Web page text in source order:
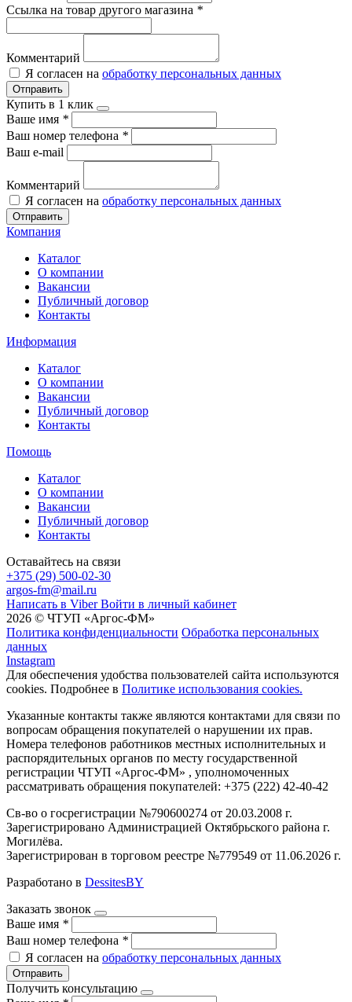
Ссылка на товар другого магазина *
Комментарий
Я согласен на обработку персональных данных
Отправить
Купить в 1 клик
Ваше имя *
Ваш номер телефона *
Ваш e-mail
Комментарий
Я согласен на обработку персональных данных
Отправить
Компания
Каталог
О компании
Вакансии
Публичный договор
Контакты
Информация
Каталог
О компании
Вакансии
Публичный договор
Контакты
Помощь
Каталог
О компании
Вакансии
Публичный договор
Контакты
Оставайтесь на связи
+375 (29) 500-02-30
argos-fm@mail.ru
Написать в Viber Войти в личный кабинет
2026 © ЧТУП «Аргос-ФМ»
Политика конфиденциальности Обработка персональных
данных
Instagram
Для обеспечения удобства пользователей сайта используются
cookies. Подробнее в Политике использования cookies.
Указанные контакты также являются контактами для связи по
вопросам обращения покупателей о нарушении их прав.
Номера телефонов работников местных исполнительных и
распорядительных органов по месту государственной
регистрации ЧТУП «Аргос-ФМ» , уполномоченных
рассматривать обращения покупателей: +375 (222) 42-40-42
Св-во о госрегистрации №790600274 от 20.03.2008 г.
Зарегистрировано Администрацией Октябрьского района г.
Могилёва.
Зарегистрирован в торговом реестре №779549 от 11.06.2026 г.
Разработано в DessitesBY
Заказать звонок
Ваше имя *
Ваш номер телефона *
Я согласен на обработку персональных данных
Отправить
Получить консультацию